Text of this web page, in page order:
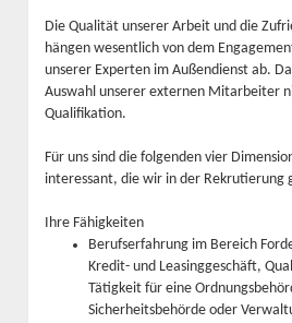
Die Qualität unserer Arbeit und die
hängen wesentlich von dem
unserer Experten im Außendienst ab.
Auswahl unserer externen Mitarbeiter
Qualifikation.
Für uns sind die folgenden vier
interessant, die wir in der Rekrutierung
Ihre Fähigkeiten
Berufserfahrung im Bereich
Kredit- und Leasinggeschäft,
Tätigkeit für eine
Sicherheitsbehörde oder